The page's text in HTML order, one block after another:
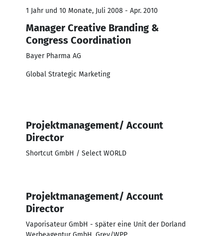
1 Jahr und 10 Monate, Juli 2008 - Apr. 2010
Manager Creative Branding &
Congress Coordination
Bayer Pharma AG
Global Strategic Marketing
Projektmanagement/ Account
Director
Shortcut GmbH / Select WORLD
Projektmanagement/ Account
Director
Vaporisateur GmbH - später eine Unit der Dorland